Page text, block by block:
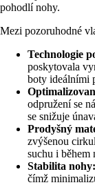
pohodlí nohy.
Mezi pozoruhodné
Technologie
poskytovala
boty ideálními
odpružení se
se snižuje
Prodyšný
zvýšenou
suchu i během
Stabilita nohy:
čímž